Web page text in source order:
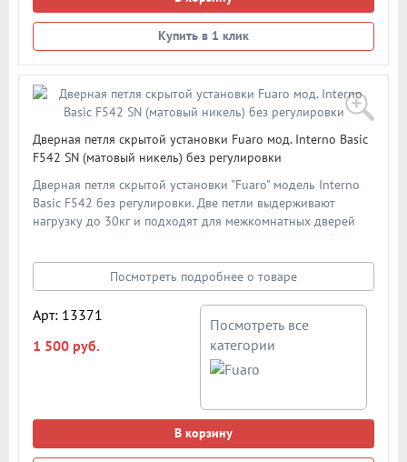
Купить в 1 клик
Дверная петля скрытой установки Fuaro мод. Interno Basic
F542 SN (матовый никель) без регулировки
Дверная петля скрытой установки "Fuaro" модель Interno
Basic F542 без регулировки. Две петли выдерживают
нагрузку до 30кг и подходят для межкомнатных дверей
толщиной 30-40мм. Цвет: матовый никель. В подробном
Посмотреть подробнее о товаре
Арт: 13371
1 500 руб.
Посмотреть все
категории
В корзину